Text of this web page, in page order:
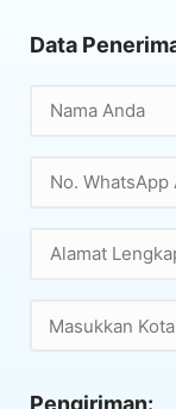
Data
Masukkan
Pengiriman: